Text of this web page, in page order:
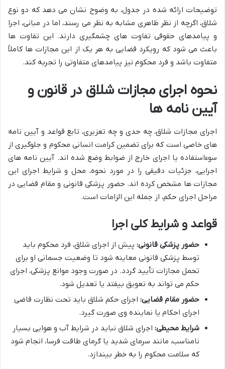
توضیحات ارائه شده در جدول، به وضوح نشان می دهد که دو نوع
شلاق، اگرچه از نظر ظاهری مشابه به نظر می رسند، اما در مبانی، اجرا
و پیامدهای حقوقی تفاوت های چشمگیری دارند. این تفاوت ها
باعث می شود که رویکرد قضایی به هر یک از این مجازات ها کاملاً
متفاوت باشد و فرد محکوم نیز پیامدهای متفاوتی را تجربه کند.
نحوه اجرای مجازات شلاق در قانون و
آیین نامه ها
اجرای مجازات شلاق، چه حدی و چه تعزیری، تابع قواعد و آیین نامه
های خاصی است که برای تضمین کرامت انسانی محکوم و جلوگیری از
سوءاستفاده یا اجرای خارج از ضوابط وضع شده اند. آیین نامه های
اجرایی، جزئیات دقیقی را در مورد نحوه، محل و شرایط اجرای این
مجازات ها مشخص کرده اند. حضور پزشکی قانونی و مقام قضایی در
مراحل اجرای حکم، از جمله این الزامات است.
قواعد و شرایط کلی اجرا
حضور پزشکی قانونی: پیش از اجرای شلاق، فرد محکوم باید
توسط پزشکی قانونی معاینه شود تا وضعیت جسمانی او برای
تحمل مجازات تأیید گردد. در صورت وجود موانع پزشکی، اجرای
حکم می تواند به تعویق بیفتد یا تعدیل شود.
حضور مقام قضایی: اجرای حکم شلاق باید تحت نظارت قاضی
اجرای احکام یا نماینده وی صورت گیرد.
شرایط محیطی: اجرای شلاق نباید در شرایط آب و هوایی بسیار
نامناسب، مانند سرمای شدید یا گرمای طاقت فرسا، انجام شود
که سلامت محکوم را به خطر بیندازد.